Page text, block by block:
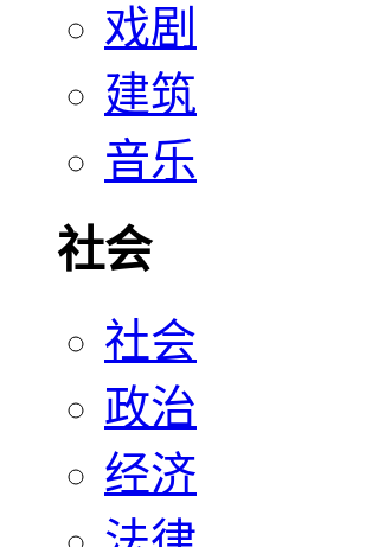
戏剧
建筑
音乐
社会
社会
政治
经济